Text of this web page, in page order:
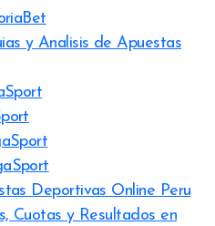
y Analisis de Apuestas
Deportivas Online Peru
Cuotas y Resultados en